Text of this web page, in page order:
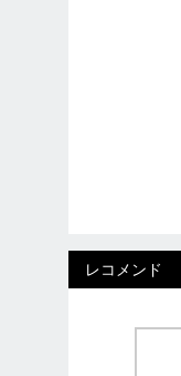
レコメンド